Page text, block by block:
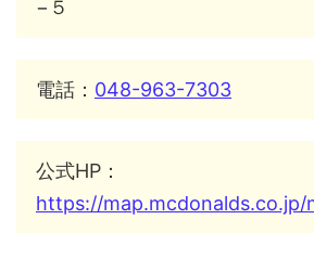
−５
電話： 048-963-7303
公式HP：
https://map.mcdonalds.co.jp/